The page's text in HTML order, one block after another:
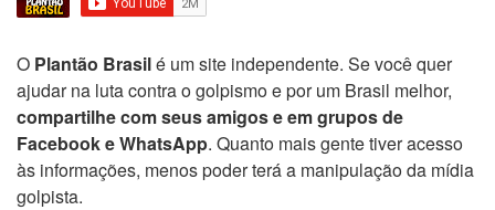
O Plantão Brasilé um site independente. Se você quer
ajudar na luta contra o golpismo e por um Brasil melhor,
compartilhe com seus amigos e em grupos de
Facebook e WhatsApp. Quanto mais gente tiver acesso
às informações, menos poder terá a manipulação da mídia
golpista.